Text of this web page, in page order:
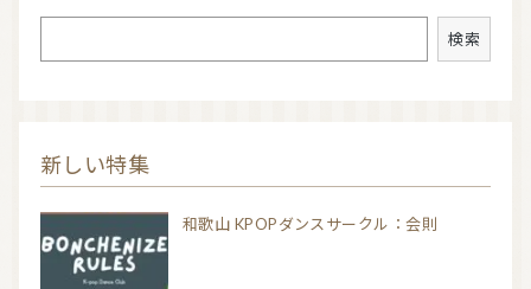
検索
新しい特集
和歌山 KPOPダンスサークル：会則